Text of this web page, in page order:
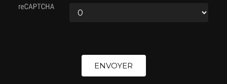
ENVOYER